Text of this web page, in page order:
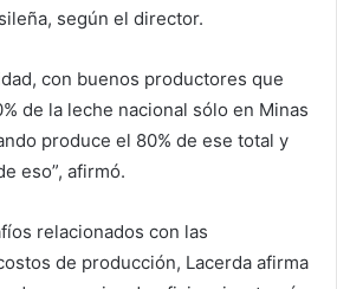
según el director.
con buenos productores que
de la leche nacional sólo en Minas
produce el 80% de ese total y
eso”, afirmó.
relacionados con las
de producción, Lacerda afirma